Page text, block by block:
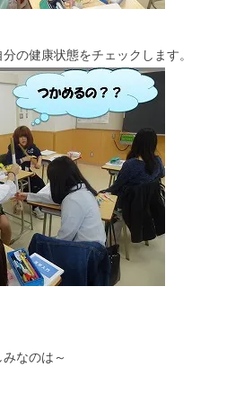
の健康状態をチェックします。
なのは～